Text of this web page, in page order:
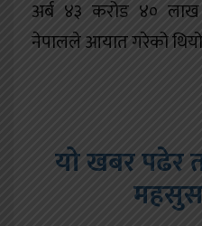
अर्ब ४३ करोड ४०
नेपालले आयात गरेको
यो खबर पढेर